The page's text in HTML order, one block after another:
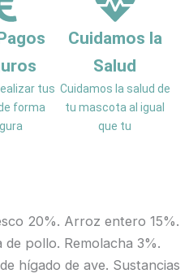
tus
forma
Cuidamos la
Salud
Cuidamos la salud de
tu mascota al igual
que tu
20%. Arroz entero 15%.
de pollo. Remolacha 3%.
hígado de ave. Sustancias